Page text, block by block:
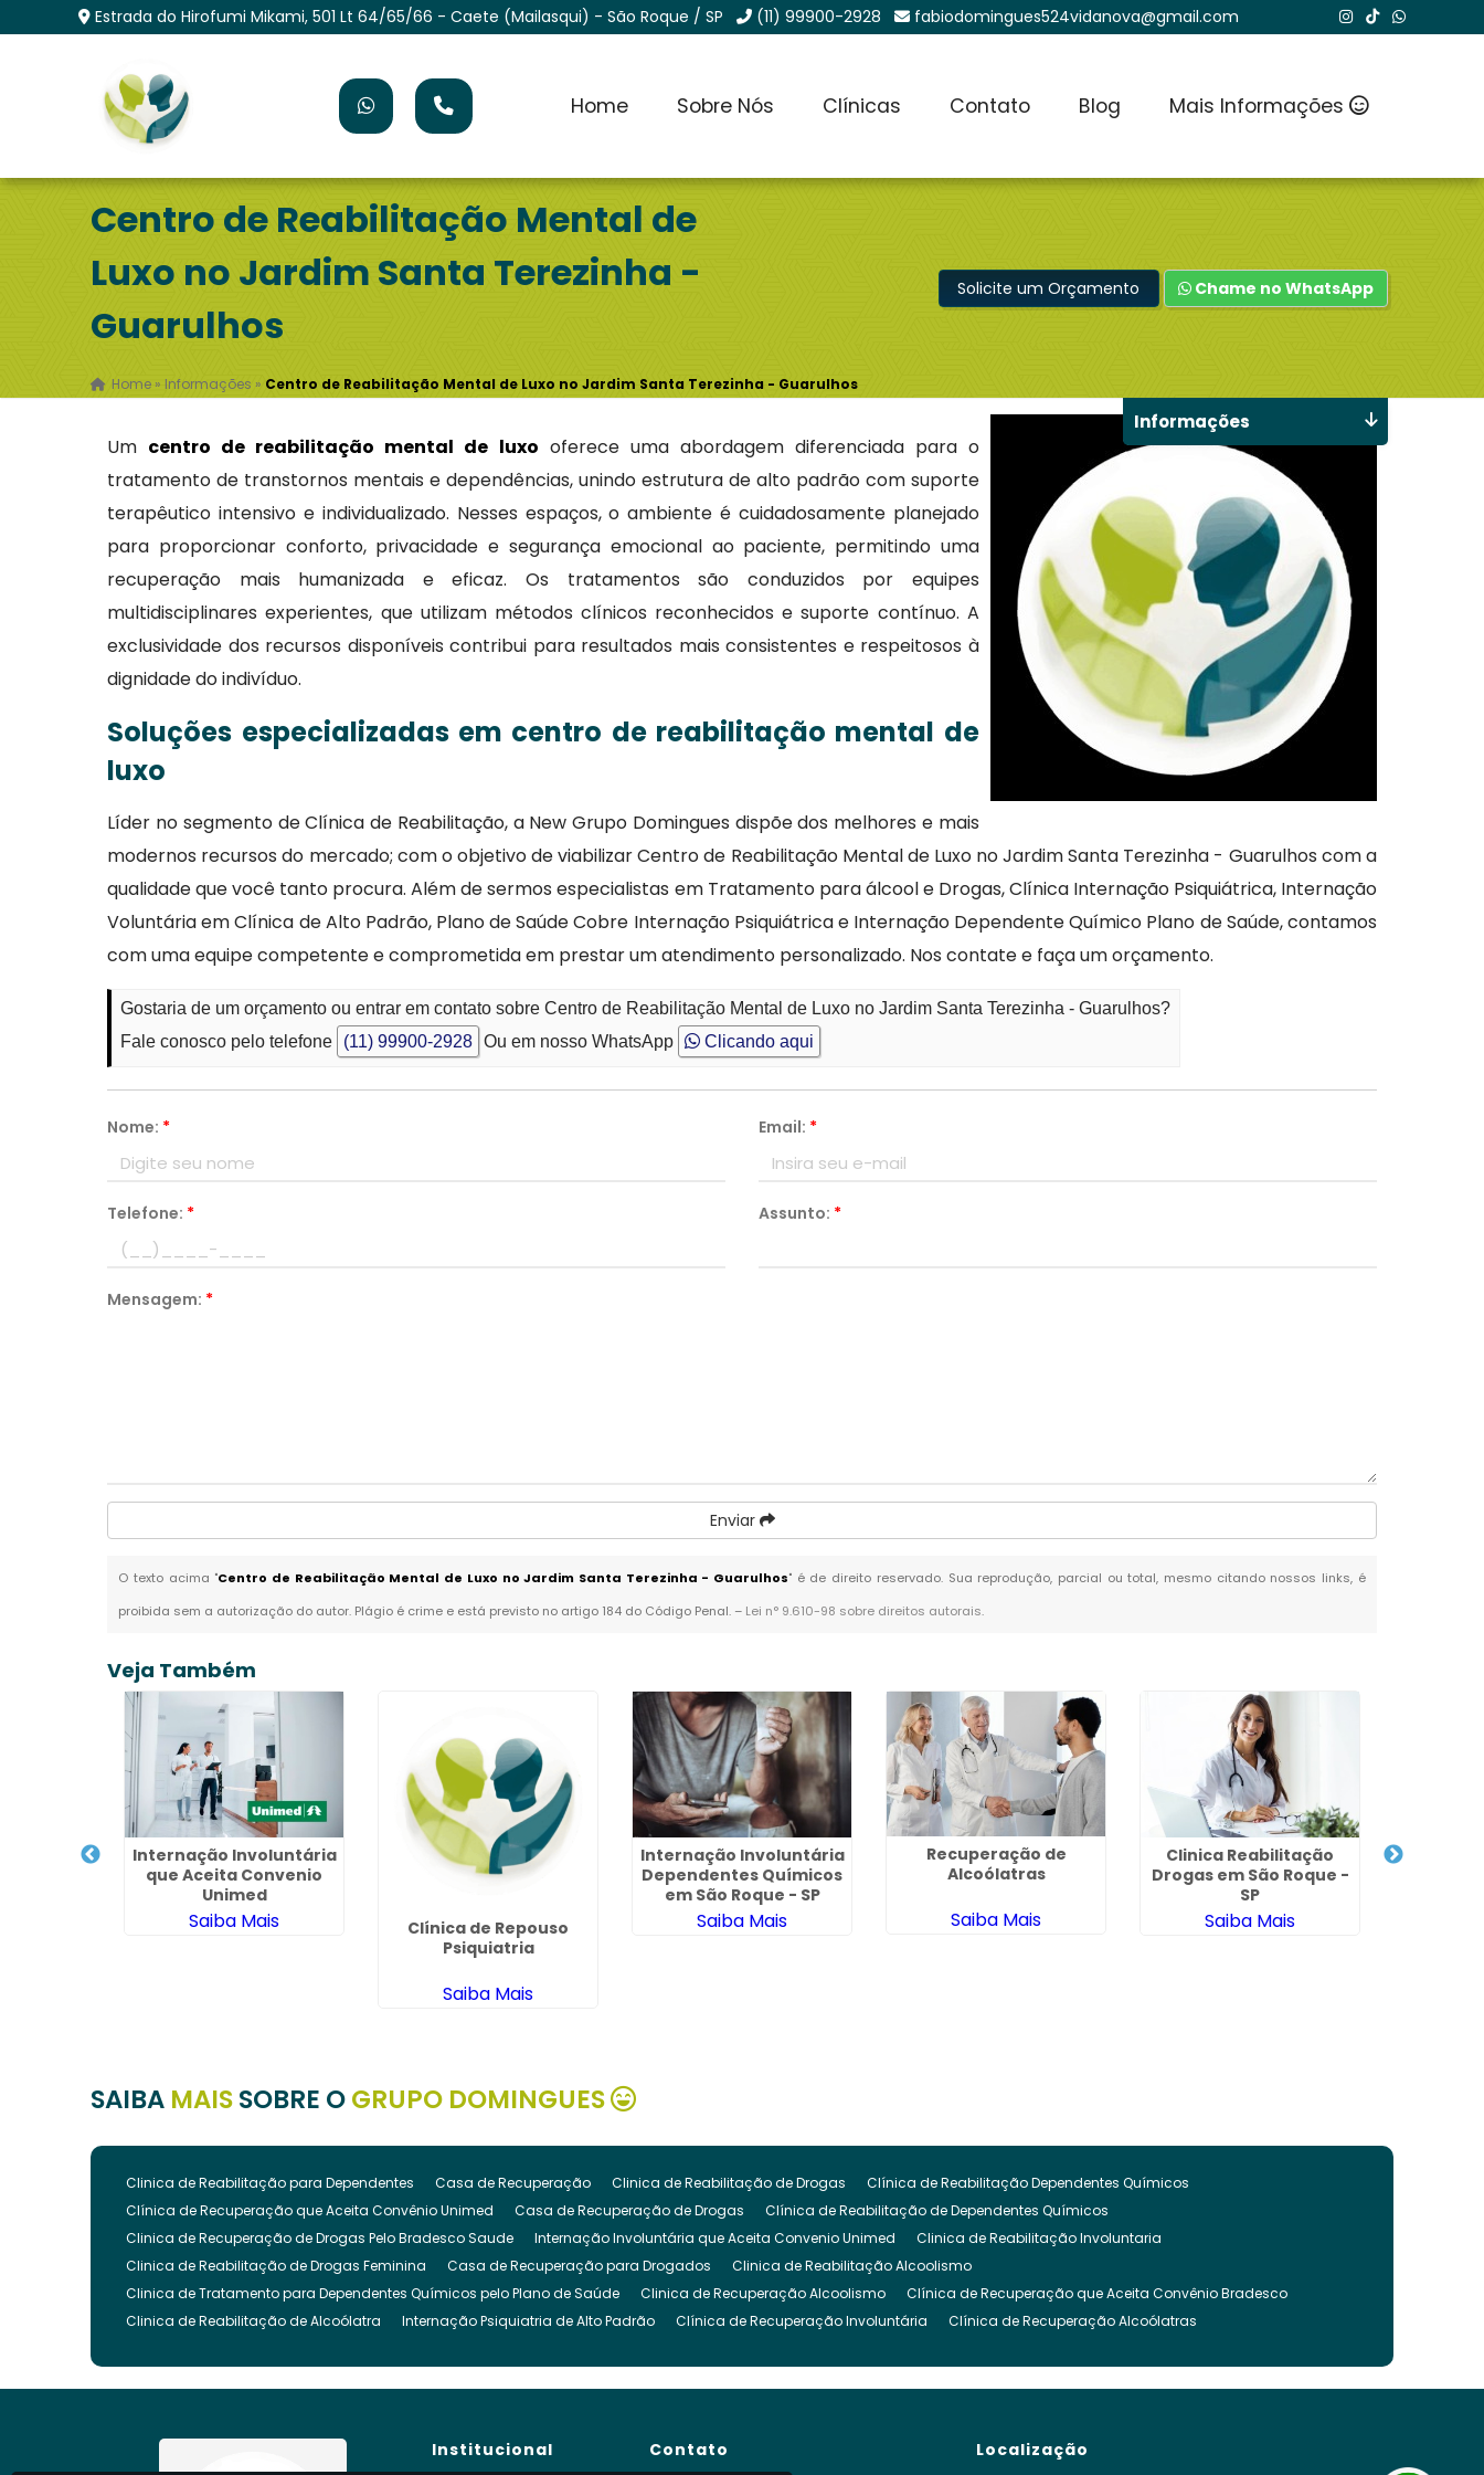
Estrada do Hirofumi Mikami, 501 Lt 64/65/66 - Caete (Mailasqui) - São Roque / SP (11) 99900-2928 fabiodomingues524vidanova@gmail.com
Home Sobre Nós Clínicas Contato Blog Mais Informações
Centro de Reabilitação Mental de
Luxo no Jardim Santa Terezinha -
Guarulhos
Home » Informações » Centro de Reabilitação Mental de Luxo no Jardim Santa Terezinha - Guarulhos
Solicite um Orçamento Chame no WhatsApp
Um centro de reabilitação mental de luxo oferece uma abordagem diferenciada para o
tratamento de transtornos mentais e dependências, unindo estrutura de alto padrão com suporte
terapêutico intensivo e individualizado. Nesses espaços, o ambiente é cuidadosamente planejado
para proporcionar conforto, privacidade e segurança emocional ao paciente, permitindo uma
recuperação mais humanizada e eficaz. Os tratamentos são conduzidos por equipes
multidisciplinares experientes, que utilizam métodos clínicos reconhecidos e suporte contínuo. A
exclusividade dos recursos disponíveis contribui para resultados mais consistentes e respeitosos à
dignidade do indivíduo.
Soluções especializadas em centro de reabilitação mental de
luxo
Líder no segmento de Clínica de Reabilitação, a New Grupo Domingues dispõe dos melhores e mais
modernos recursos do mercado; com o objetivo de viabilizar Centro de Reabilitação Mental de Luxo no Jardim Santa Terezinha - Guarulhos com a
qualidade que você tanto procura. Além de sermos especialistas em Tratamento para álcool e Drogas, Clínica Internação Psiquiátrica, Internação
Voluntária em Clínica de Alto Padrão, Plano de Saúde Cobre Internação Psiquiátrica e Internação Dependente Químico Plano de Saúde, contamos
com uma equipe competente e comprometida em prestar um atendimento personalizado. Nos contate e faça um orçamento.
Gostaria de um orçamento ou entrar em contato sobre Centro de Reabilitação Mental de Luxo no Jardim Santa Terezinha - Guarulhos?
Fale conosco pelo telefone
(11) 99900-2928 Ou em nosso WhatsApp Clicando aqui
Nome: * Email: *
Telefone: * Assunto: *
Mensagem: *
Enviar
O texto acima "Centro de Reabilitação Mental de Luxo no Jardim Santa Terezinha - Guarulhos" é de direito reservado. Sua reprodução, parcial ou total, mesmo citando nossos links, é
proibida sem a autorização do autor. Plágio é crime e está previsto no artigo 184 do Código Penal. – Lei n° 9.610-98 sobre direitos autorais.
Informações
Veja Também
Internação Involuntária
que Aceita Convenio
Unimed
Saiba Mais
Clínica de Repouso
Psiquiatria
Saiba Mais
Internação Involuntária
Dependentes Químicos
em São Roque - SP
Saiba Mais
Recuperação de
Alcoólatras
Saiba Mais
Clinica Reabilitação
Drogas em São Roque -
SP
Saiba Mais
SAIBA MAISSOBRE OGRUPO DOMINGUES
Clinica de Reabilitação para Dependentes Casa de Recuperação Clinica de Reabilitação de Drogas
Clínica de Reabilitação Dependentes Químicos
Clínica de Recuperação que Aceita Convênio Unimed
Casa de Recuperação de Drogas
Clínica de Reabilitação de Dependentes Químicos
Clinica de Recuperação de Drogas Pelo Bradesco Saude
Internação Involuntária que Aceita Convenio Unimed
Clinica de Reabilitação Involuntaria
Clinica de Reabilitação de Drogas Feminina
Casa de Recuperação para Drogados
Clinica de Reabilitação Alcoolismo
Clinica de Tratamento para Dependentes Químicos pelo Plano de Saúde
Clinica de Recuperação Alcoolismo
Clínica de Recuperação que Aceita Convênio Bradesco
Clinica de Reabilitação de Alcoólatra
Internação Psiquiatria de Alto Padrão Clínica de Recuperação Involuntária
Clínica de Recuperação Alcoólatras
Clinica para Drogado Clínica para Drogados Clinica Reabilitação Drogas Clinica Recuperação Drogas
Institucional Contato Localização